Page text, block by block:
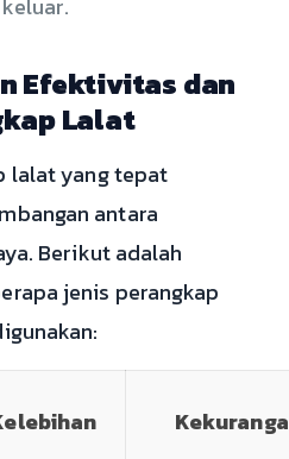
Efektivitas dan
Lalat
lalat yang tepat
antara
Berikut adalah
jenis perangkap